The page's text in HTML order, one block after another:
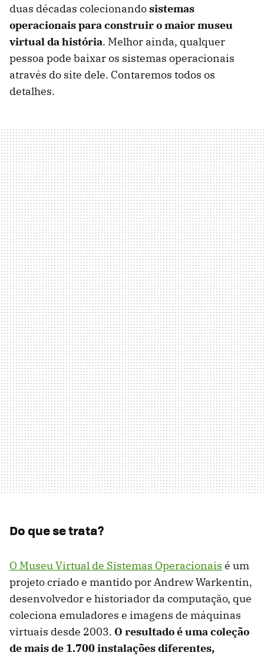
duas décadas colecionandosistemas
operacionais para construir o maior museu
virtual da história. Melhor ainda, qualquer
pessoa pode baixar os sistemas operacionais
através do site dele. Contaremos todos os
detalhes.
Do que se trata?
O Museu Virtual de Sistemas Operacionais é um
projeto criado e mantido por Andrew Warkentin,
desenvolvedor e historiador da computação, que
coleciona emuladores e imagens de máquinas
virtuais desde 2003. O resultado é uma coleção
de mais de 1.700 instalações diferentes,